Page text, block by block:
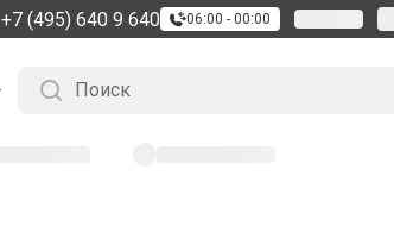
+7 (495) 640 9 640 06:00 - 00:00